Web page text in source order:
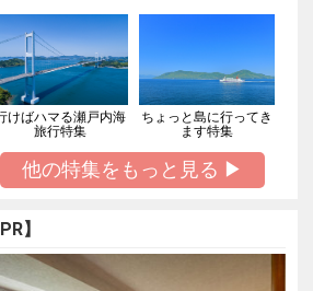
けばハマる瀬戸内海
旅行特集
ちょっと島に行ってき
ます特集
他の特集をもっと見る ▶
】